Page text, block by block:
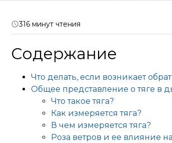
316 минут чтения
Содержание
Что делать, если возникает
Общее представление о тяге в
Что такое тяга?
Как измеряется тяга?
В чем измеряется тяга?
Роза ветров и ее влияние